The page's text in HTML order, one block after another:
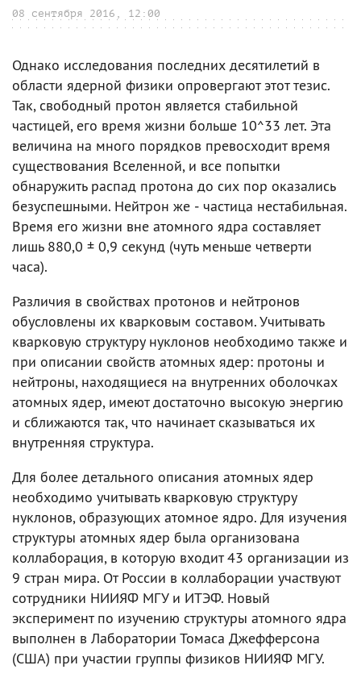
08 сентября 2016, 12:00
Однако исследования последних десятилетий в
области ядерной физики опровергают этот тезис.
Так, свободный протон является стабильной
частицей, его время жизни больше 10^33 лет. Эта
величина на много порядков превосходит время
существования Вселенной, и все попытки
обнаружить распад протона до сих пор оказались
безуспешными. Нейтрон же ‒ частица нестабильная.
Время его жизни вне атомного ядра составляет
лишь 880,0 ± 0,9 секунд (чуть меньше четверти
часа).
Различия в свойствах протонов и нейтронов
обусловлены их кварковым составом. Учитывать
кварковую структуру нуклонов необходимо также и
при описании свойств атомных ядер: протоны и
нейтроны, находящиеся на внутренних оболочках
атомных ядер, имеют достаточно высокую энергию
и сближаются так, что начинает сказываться их
внутренняя структура.
Для более детального описания атомных ядер
необходимо учитывать кварковую структуру
нуклонов, образующих атомное ядро. Для изучения
структуры атомных ядер была организована
коллаборация, в которую входит 43 организации из
9 стран мира. От России в коллаборации участвуют
сотрудники НИИЯФ МГУ и ИТЭФ. Новый
эксперимент по изучению структуры атомного ядра
выполнен в Лаборатории Томаса Джефферсона
(США) при участии группы физиков НИИЯФ МГУ.